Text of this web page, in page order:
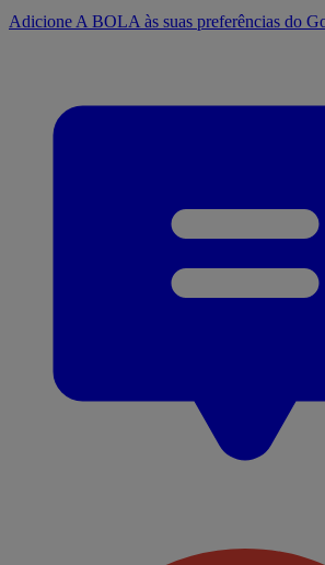
Adicione A BOLA às suas preferências do